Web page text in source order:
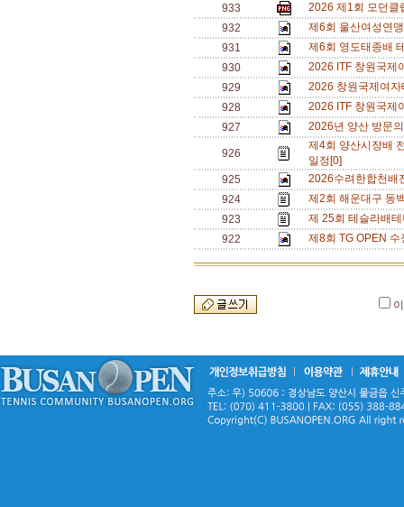
933
2026 제1회 모던
932
제6회 울산여성연
931
제6회 영도태종배
930
2026 ITF 창원국제
929
2026 창원국제여
928
2026 ITF 창원국제
927
2026년 양산 방문
926
제4회 양산시장배
일정[0]
925
2026수려한합천배
924
제2회 해운대구 동
923
제 25회 테슬라배
922
제8회 TG OPEN